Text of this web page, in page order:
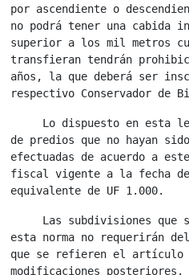
por ascendiente o
no podrá tener una
superior a los mil metros
transfieran tendrán
años, la que deberá ser
Lo dispuesto en esta
de predios que no hayan
efectuadas de acuerdo a
fiscal vigente a la fecha
Las subdivisiones que
esta norma no requerirán
que se refieren el artículo